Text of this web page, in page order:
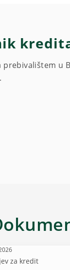
prebivalištem u
za kredit